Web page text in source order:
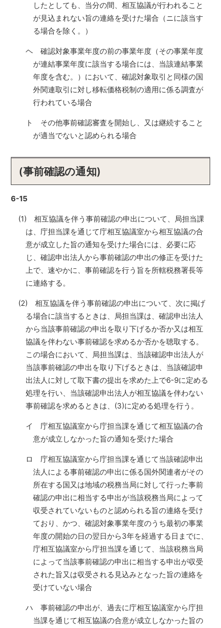
したとしても、当分の間、相互協議が行われること
が見込まれない旨の連絡を受けた場合（ニに該当す
る場合を除く。）
ヘ 確認対象事業年度の前の事業年度（その事業年度
が連結事業年度に該当する場合には、当該連結事業
年度を含む。）において、確認対象取引と同様の国
外関連取引に対し移転価格税制の適用に係る調査が
行われている場合
ト その他事前確認審査を開始し、又は継続すること
が適当でないと認められる場合
(事前確認の通知)
6-15
(1) 相互協議を伴う事前確認の申出について、局担当課
は、庁担当課を通じて庁相互協議室から相互協議の合
意が成立した旨の通知を受けた場合には、必要に応
じ、確認申出法人から事前確認の申出の修正を受けた
上で、速やかに、事前確認を行う旨を所轄税務署長等
に連絡する。
(2) 相互協議を伴う事前確認の申出について、次に掲げ
る場合に該当するときは、局担当課は、確認申出法人
から当該事前確認の申出を取り下げるか否か又は相互
協議を伴わない事前確認を求めるか否かを聴取する。
この場合において、局担当課は、当該確認申出法人が
当該事前確認の申出を取り下げるときは、当該確認申
出法人に対して取下書の提出を求めた上で6-9に定める
処理を行い、当該確認申出法人が相互協議を伴わない
事前確認を求めるときは、(3)に定める処理を行う。
イ 庁相互協議室から庁担当課を通じて相互協議の合
意が成立しなかった旨の通知を受けた場合
ロ 庁相互協議室から庁担当課を通じて当該確認申出
法人による事前確認の申出に係る国外関連者がその
所在する国又は地域の税務当局に対して行った事前
確認の申出に相当する申出が当該税務当局によって
収受されていないものと認められる旨の連絡を受け
ており、かつ、確認対象事業年度のうち最初の事業
年度の開始の日の翌日から3年を経過する日までに、
庁相互協議室から庁担当課を通じて、当該税務当局
によって当該事前確認の申出に相当する申出が収受
された旨又は収受される見込みとなった旨の連絡を
受けていない場合
ハ 事前確認の申出が、過去に庁相互協議室から庁担
当課を通じて相互協議の合意が成立しなかった旨の